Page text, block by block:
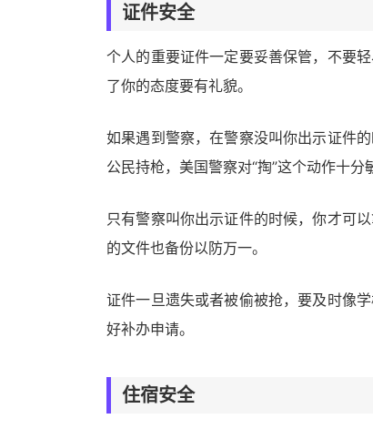
证件安全
个人的重要证件一定要妥善保管，不要
了你的态度要有礼貌。
如果遇到警察，在警察没叫你出示证件
公民持枪，美国警察对“掏”这个动作十
只有警察叫你出示证件的时候，你才可
的文件也备份以防万一。
证件一旦遗失或者被偷被抢，要及时像
好补办申请。
住宿安全